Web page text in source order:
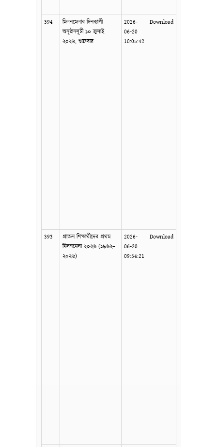
394
মিলনমেলার দিনব্যাপী
অনুষ্ঠানসূচী ১০ জুলাই
২০২৬, শুক্রবার
2026-
06-20
10:05:42
Download
393
প্রাক্তন শিক্ষার্থীদের প্রথম
মিলনমেলা ২০২৬ (১৯৬২–
২০২৬)
2026-
06-20
09:54:21
Download